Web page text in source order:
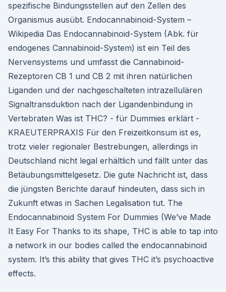
spezifische Bindungsstellen auf den Zellen des
Organismus ausübt. Endocannabinoid-System –
Wikipedia Das Endocannabinoid-System (Abk. für
endogenes Cannabinoid-System) ist ein Teil des
Nervensystems und umfasst die Cannabinoid-
Rezeptoren CB 1 und CB 2 mit ihren natürlichen
Liganden und der nachgeschalteten intrazellulären
Signaltransduktion nach der Ligandenbindung in
Vertebraten Was ist THC? - für Dummies erklärt -
KRAEUTERPRAXIS Für den Freizeitkonsum ist es,
trotz vieler regionaler Bestrebungen, allerdings in
Deutschland nicht legal erhältlich und fällt unter das
Betäubungsmittelgesetz. Die gute Nachricht ist, dass
die jüngsten Berichte darauf hindeuten, dass sich in
Zukunft etwas in Sachen Legalisation tut. The
Endocannabinoid System For Dummies (We’ve Made
It Easy For Thanks to its shape, THC is able to tap into
a network in our bodies called the endocannabinoid
system. It’s this ability that gives THC it’s psychoactive
effects.